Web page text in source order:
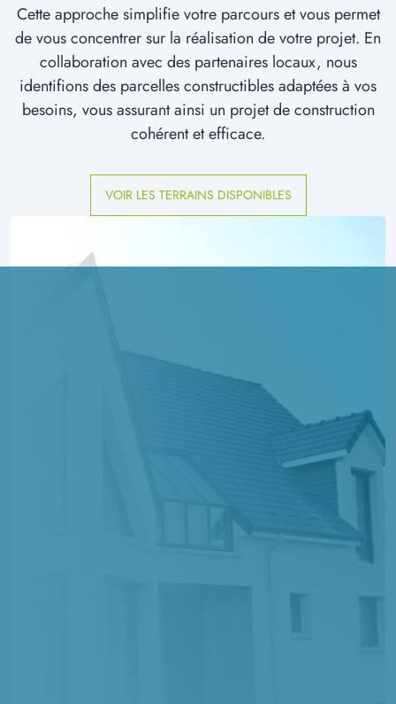
Cette approche simplifie votre parcours et vous permet
de vous concentrer sur la réalisation de votre projet. En
collaboration avec des partenaires locaux, nous
identifions des parcelles constructibles adaptées à vos
besoins, vous assurant ainsi un projet de construction
cohérent et efficace.
VOIR LES TERRAINS DISPONIBLES